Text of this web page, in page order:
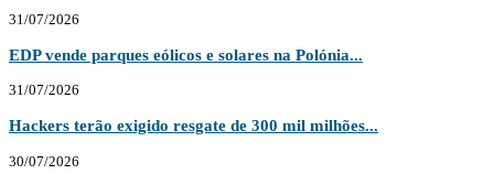
31/07/2026
EDP vende parques eólicos e solares na Polónia...
31/07/2026
Hackers terão exigido resgate de 300 mil milhões...
30/07/2026